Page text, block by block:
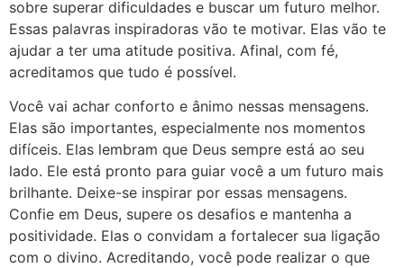
sobre superar dificuldades e buscar um futuro melhor.
Essas palavras inspiradoras vão te motivar. Elas vão te
ajudar a ter uma atitude positiva. Afinal, com fé,
acreditamos que tudo é possível.
Você vai achar conforto e ânimo nessas mensagens.
Elas são importantes, especialmente nos momentos
difíceis. Elas lembram que Deus sempre está ao seu
lado. Ele está pronto para guiar você a um futuro mais
brilhante. Deixe-se inspirar por essas mensagens.
Confie em Deus, supere os desafios e mantenha a
positividade. Elas o convidam a fortalecer sua ligação
com o divino. Acreditando, você pode realizar o que